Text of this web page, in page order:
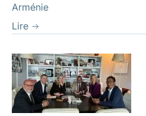
Arménie
Lire